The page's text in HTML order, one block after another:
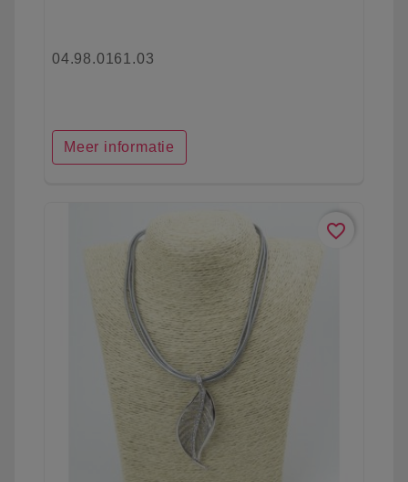
04.98.0161.03
Meer informatie
favorite_border